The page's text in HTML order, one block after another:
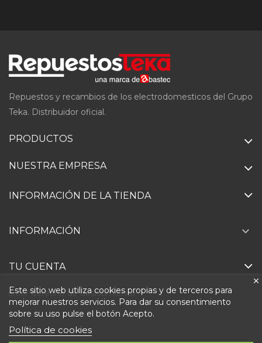
Repuestos y recambios de los electrodomesticos del Grupo
Teka. Distribuidor oficial.
PRODUCTOS
NUESTRA EMPRESA
INFORMACIÓN DE LA TIENDA
Este sitio web utiliza cookies propias y de terceros para
mejorar nuestros servicios. Para dar su consentimiento
sobre su uso pulse el botón Acepto.
Política de cookies
INFORMACIÓN 
TU CUENTA
Ejercer derecho de desistimiento